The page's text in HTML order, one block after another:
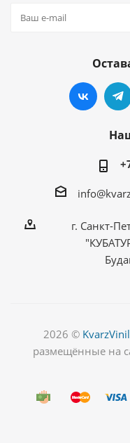
г. Санкт-
2026 © KvarzVinil
размещённые на